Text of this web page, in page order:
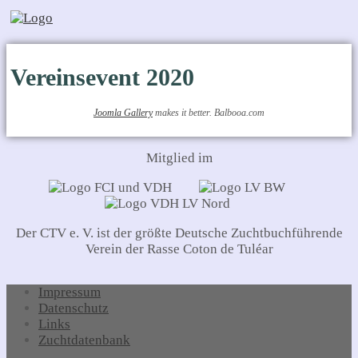
Vereinsevent 2020
Joomla Gallerymakes it better. Balbooa.com
Mitglied im
Der CTV e. V. ist der größte Deutsche Zuchtbuchführende
Verein der Rasse Coton de Tuléar
Impressum
Datenschutz
Links
Zuchtdatenbank